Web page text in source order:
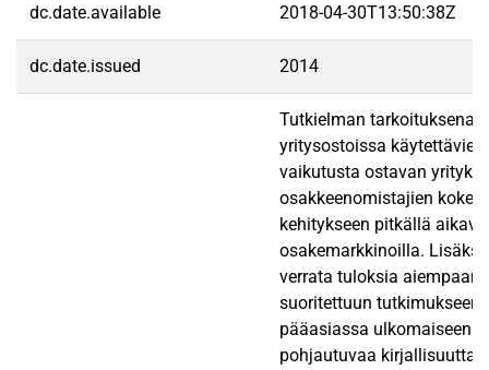
dc.date.available 2018-04-30T13:50:38Z
dc.date.issued 2014
Tutkielman tarkoituksena
yritysostoissa
vaikutusta ostavan
osakkeenomistajien
kehitykseen pitkällä
osakemarkkinoilla.
verrata tuloksia aiempaan
suoritettuun tutkimukseen,
pääasiassa ulkomaiseen
pohjautuvaa kirjallisuutta.